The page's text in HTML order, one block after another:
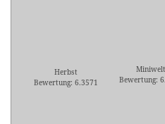
Herbst
Bewertung: 6.3571
Miniwelt
Bewertung: